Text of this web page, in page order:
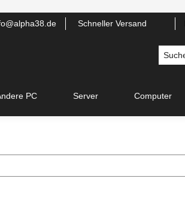
Schneller Versand
PC Server Computer